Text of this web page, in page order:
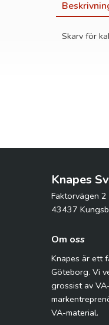
Skarv för
Knapes
Faktorvägen 2
43437
Om oss
Knapes är ett
Göteborg. Vi
grossist av
VA-material.